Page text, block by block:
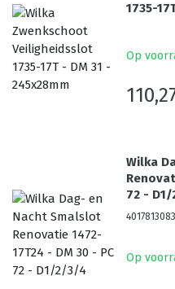
1735-
Op
Wilka
72 -
Op